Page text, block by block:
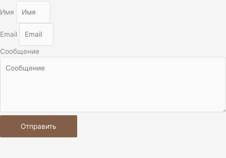
Имя
Email
Сообщение
Отправить